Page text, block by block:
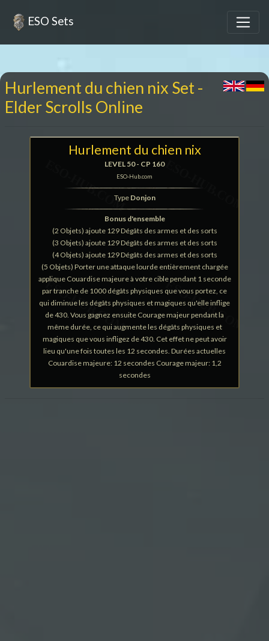
ESO Sets
Hurlement du chien nix Set -
Elder Scrolls Online
Hurlement du chien nix
LEVEL 50 - CP 160
ESO-Hub.com
Type Donjon
Bonus d'ensemble
(2 Objets) ajoute 129 Dégâts des armes et des sorts
(3 Objets) ajoute 129 Dégâts des armes et des sorts
(4 Objets) ajoute 129 Dégâts des armes et des sorts
(5 Objets) Porter une attaque lourde entièrement chargée
applique Couardise majeure à votre cible pendant 1 seconde
par tranche de 1000 dégâts physiques que vous portez, ce
qui diminue les dégâts physiques et magiques qu'elle inflige
de 430. Vous gagnez ensuite Courage majeur pendant la
même durée, ce qui augmente les dégâts physiques et
magiques que vous infligez de 430. Cet effet ne peut avoir
lieu qu'une fois toutes les 12 secondes. Durées actuelles
Couardise majeure: 12 secondes Courage majeur: 1,2
secondes